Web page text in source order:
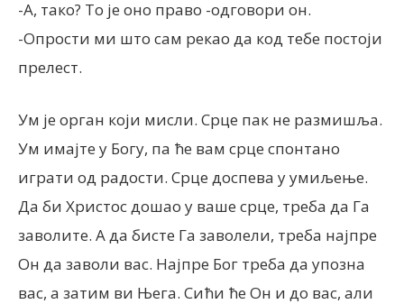
-А, тако? То је оно право -одговори он.
-Опрости ми што сам рекао да код тебе постоји
прелест.
Ум је орган који мисли. Срце пак не размишља.
Ум имајте у Богу, па ће вам срце спонтано
играти од радости. Срце доспева у умиљење.
Да би Христос дошао у ваше срце, треба да Га
заволите. А да бисте Га заволели, треба најпре
Он да заволи вас. Најпре Бог треба да упозна
вас, а затим ви Њега. Сићи ће Он и до вас, али